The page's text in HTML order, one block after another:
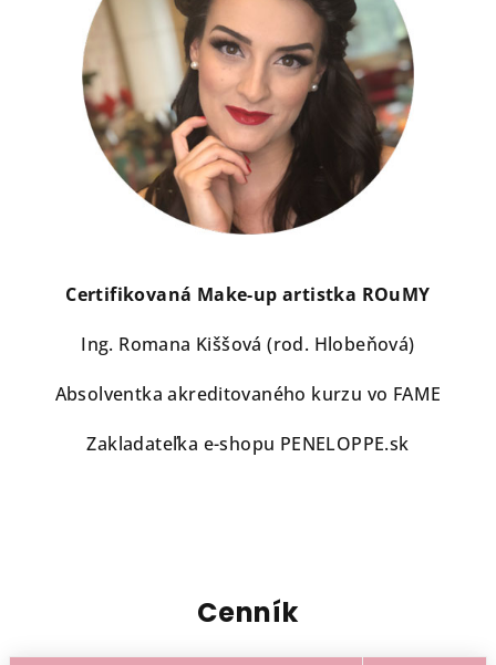
Certifikovaná Make-up artistka ROuMY
Ing. Romana Kiššová (rod. Hlobeňová)
Absolventka akreditovaného kurzu vo FAME
Zakladateľka e-shopu PENELOPPE.sk
Cenník